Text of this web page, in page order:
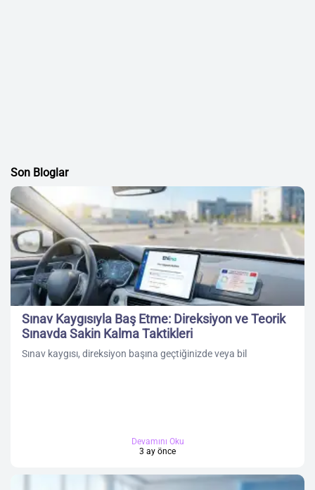
Son Bloglar
Sınav Kaygısıyla Baş Etme: Direksiyon ve Teorik
Sınavda Sakin Kalma Taktikleri
Sınav kaygısı, direksiyon başına geçtiğinizde veya bil
Devamını Oku
3 ay önce